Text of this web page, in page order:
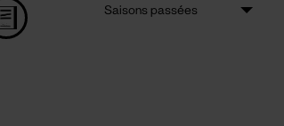
Saisons passées